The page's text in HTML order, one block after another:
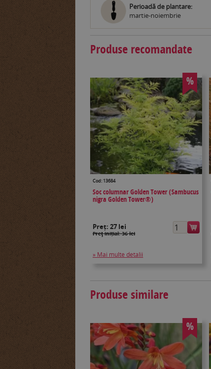
Perioadă de plantare:
martie-noiembrie
Produse recomandate
%
Cod: 13684
Soc columnar Golden Tower (Sambucus
nigra Golden Tower®)
Preț: 27 lei
Preţ inițial: 36 lei
» Mai multe detalii
Produse similare
%